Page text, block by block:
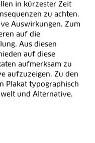
in kürzester Zeit
zu achten.
Auswirkungen. Zum
auf die
Aus diesen
auf diese
aufmerksam zu
aufzuzeigen. Zu den
Plakat typographisch
und Alternative.